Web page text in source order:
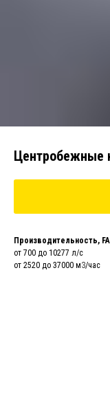
Центробежные
Производительность,
от 700 до 10277 л/с
от 2520 до 37000 м3/час